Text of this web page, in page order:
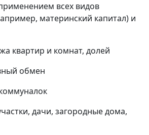
всех видов
материнский капитал) и
квартир и комнат, долей
обмен
дачи, загородные дома,